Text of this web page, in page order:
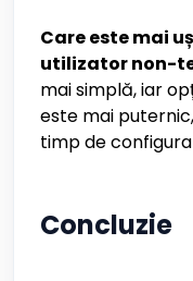
Care este mai
utilizator non-
mai simplă, iar
este mai
timp de
Concluzie